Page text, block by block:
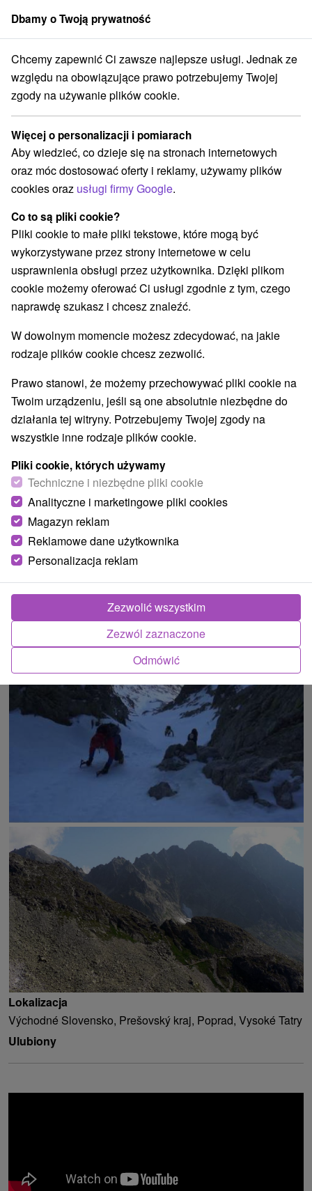
członek grupySorger
Slovensko Prešovský kraj Vysoké Tatry Dumna tarcza
Dumna tarcza
Wyświetl stronę internetową
Przejdź do
Opinii Google
059 60 Vysoké Tatry GPS:
N +49° 11' 50.58''
E +20° 12' 28.72''
Region turystyczny
Vysoké Tatry, v Tatrách, Východné Slovensko, Prešovský
kraj
Znalazłeś błąd lub chcesz polecić nam nową atrakcję
Zgłoś błąd
ATRAKCJĄ
Lokalizacja
Východné Slovensko, Prešovský kraj, Poprad, Vysoké Tatry
Ulubiony
Dbamy o Twoją prywatność
Chcemy zapewnić Ci zawsze najlepsze usługi. Jednak ze
względu na obowiązujące prawo potrzebujemy Twojej
zgody na używanie plików cookie.
Więcej o personalizacji i pomiarach
Aby wiedzieć, co dzieje się na stronach internetowych
oraz móc dostosować oferty i reklamy, używamy plików
cookies oraz usługi firmy Google.
Co to są pliki cookie?
Pliki cookie to małe pliki tekstowe, które mogą być
wykorzystywane przez strony internetowe w celu
usprawnienia obsługi przez użytkownika. Dzięki plikom
cookie możemy oferować Ci usługi zgodnie z tym, czego
naprawdę szukasz i chcesz znaleźć.
W dowolnym momencie możesz zdecydować, na jakie
rodzaje plików cookie chcesz zezwolić.
Prawo stanowi, że możemy przechowywać pliki cookie na
Twoim urządzeniu, jeśli są one absolutnie niezbędne do
działania tej witryny. Potrzebujemy Twojej zgody na
wszystkie inne rodzaje plików cookie.
Pliki cookie, których używamy
Techniczne i niezbędne pliki cookie
Analityczne i marketingowe pliki cookies
Magazyn reklam
Reklamowe dane użytkownika
Personalizacja reklam
Odmówić
Zezwól zaznaczone
Zezwolić wszystkim